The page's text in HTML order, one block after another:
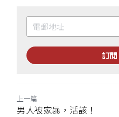
訂閱
上一篇
男人被家暴，活該！